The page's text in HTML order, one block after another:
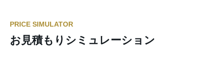
PRICE SIMULATOR
お見積もりシミュレーション